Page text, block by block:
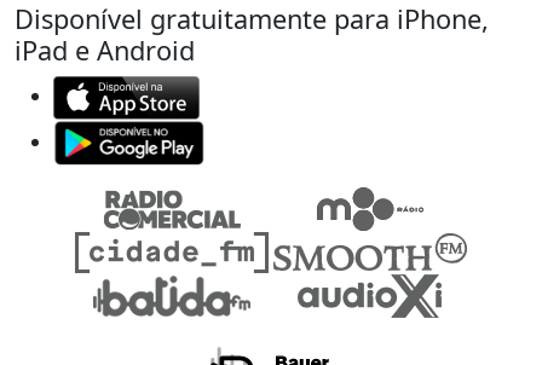
Disponível gratuitamente para iPhone,
iPad e Android